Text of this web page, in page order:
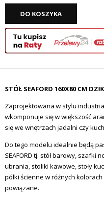
DO KOSZYKA
STÓŁ SEAFORD 160X80 CM
Zaprojektowana w stylu
wkomponuje się w większość
się we wnętrzach jadalni czy
Do tego modelu idealnie będą
SEAFORD tj. stół barowy, szafki
ubrania, stoliki kawowe, stoły
półki ścienne w różnych
powiązane.